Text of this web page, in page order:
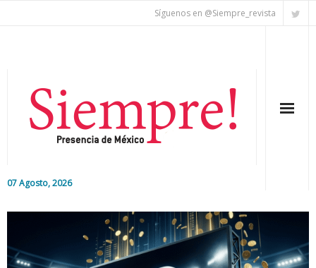
Síguenos en @Siempre_revista
07 Agosto, 2026